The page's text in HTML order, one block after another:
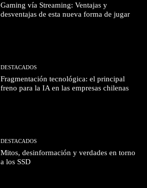
Gaming vía Streaming: Ventajas y
desventajas de esta nueva forma de jugar
DESTACADOS
Fragmentación tecnológica: el principal
freno para la IA en las empresas chilenas
DESTACADOS
Mitos, desinformación y verdades en torno
a los SSD